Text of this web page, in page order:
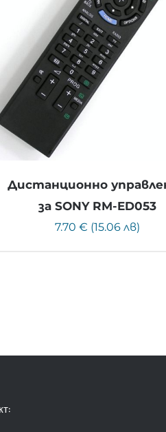
Дистанционно
за SONY RM-ED053
7.70 € (15.06 лв)